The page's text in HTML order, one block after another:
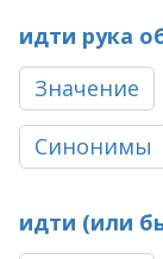
идти рука
Значение
Синонимы
идти (или